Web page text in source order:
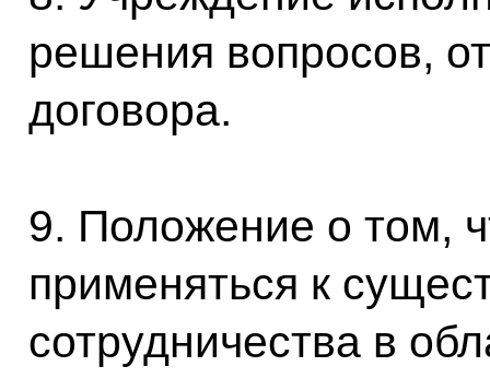
решения вопросов,
договора.
9. Положение о том,
применяться к
сотрудничества в